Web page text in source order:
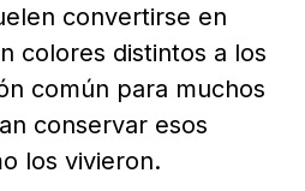
convertirse en
colores distintos a los
común para muchos
conservar esos
los vivieron.